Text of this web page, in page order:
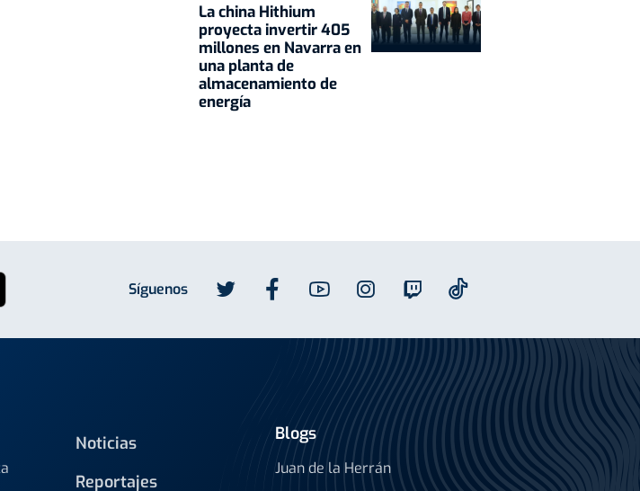
La china Hithium
proyecta invertir 405
millones en Navarra en
una planta de
almacenamiento de
energía
Síguenos
Noticias
Reportajes
Blogs
Juan de la Herrán